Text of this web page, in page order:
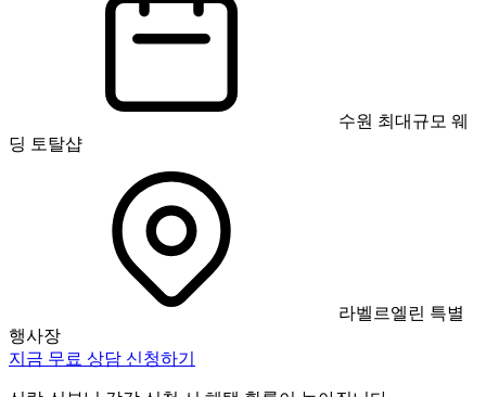
수원 최대규모 웨
딩 토탈샵
라벨르엘린 특별
행사장
지금 무료 상담 신청하기